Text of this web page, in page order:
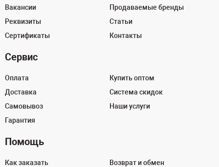
Вакансии
Реквизиты
Сертификаты
Продаваемые бренды
Статьи
Контакты
Сервис
Оплата
Доставка
Самовывоз
Гарантия
Купить оптом
Система скидок
Наши услуги
Помощь
Как заказать
Возврат и обмен